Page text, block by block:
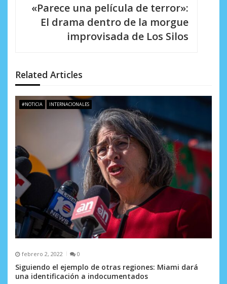
e
e
r
a
d
a
s
«Parece una película de terror»:
El drama dentro de la morgue
improvisada de Los Silos
Related Articles
#NOTICIA INTERNACIONALES
febrero 2, 2022 0
Siguiendo el ejemplo de otras regiones: Miami dará
una identificación a indocumentados